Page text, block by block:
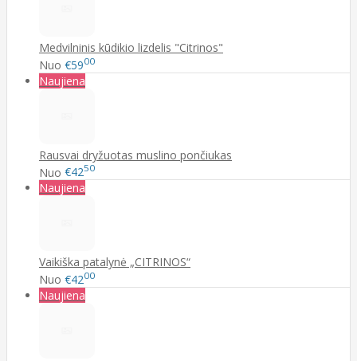
Medvilninis kūdikio lizdelis "Citrinos"
Nuo €5900
Naujiena
Rausvai dryžuotas muslino pončiukas
Nuo €4250
Naujiena
Vaikiška patalynė „CITRINOS“
Nuo €4200
Naujiena